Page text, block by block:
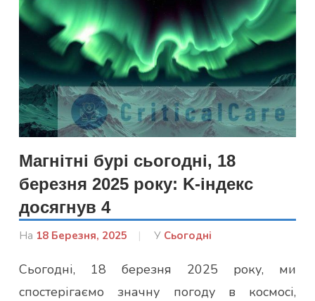
Магнітні бурі сьогодні, 18
березня 2025 року: K-індекс
досягнув 4
На 18 Березня, 2025
Від
У Сьогодні
Сьогодні, 18 березня 2025 року, ми
спостерігаємо значну погоду в космосі,